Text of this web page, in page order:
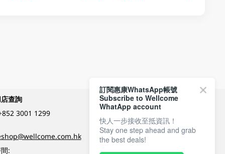
查詢
3001 1299
:
付款方式
關注我們
訂閱惠康WhatsApp帳號
Subscribe to Wellcome
WhatApp account
快人一步接收至抵資訊！
Stay one step ahead and grab
the best deals!